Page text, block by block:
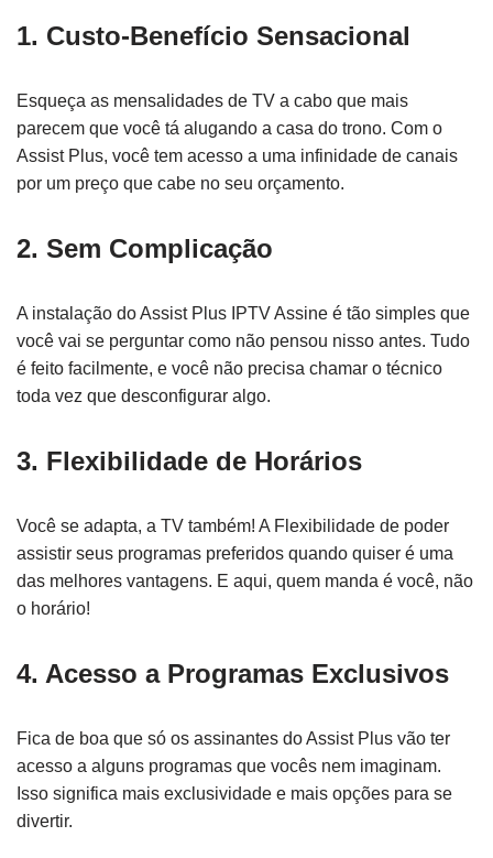
1. Custo-Benefício Sensacional
Esqueça as mensalidades de TV a cabo que mais
parecem que você tá alugando a casa do trono. Com o
Assist Plus, você tem acesso a uma infinidade de canais
por um preço que cabe no seu orçamento.
2. Sem Complicação
A instalação do Assist Plus IPTV Assine é tão simples que
você vai se perguntar como não pensou nisso antes. Tudo
é feito facilmente, e você não precisa chamar o técnico
toda vez que desconfigurar algo.
3. Flexibilidade de Horários
Você se adapta, a TV também! A Flexibilidade de poder
assistir seus programas preferidos quando quiser é uma
das melhores vantagens. E aqui, quem manda é você, não
o horário!
4. Acesso a Programas Exclusivos
Fica de boa que só os assinantes do Assist Plus vão ter
acesso a alguns programas que vocês nem imaginam.
Isso significa mais exclusividade e mais opções para se
divertir.